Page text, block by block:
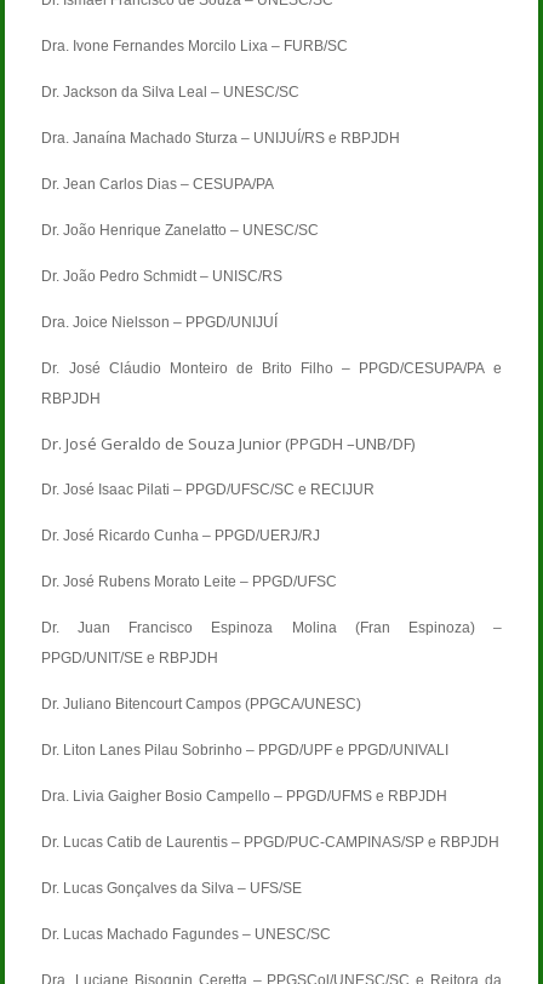
Dra. Ivone Fernandes Morcilo Lixa – FURB/SC
Dr. Jackson da Silva Leal – UNESC/SC
Dra. Janaína Machado Sturza – UNIJUÍ/RS e RBPJDH
Dr. Jean Carlos Dias – CESUPA/PA
Dr. João Henrique Zanelatto – UNESC/SC
Dr. João Pedro Schmidt – UNISC/RS
Dra. Joice Nielsson – PPGD/UNIJUÍ
Dr. José Cláudio Monteiro de Brito Filho – PPGD/CESUPA/PA e
RBPJDH
Dr. José Geraldo de Souza Junior (PPGDH –UNB/DF)
Dr. José Isaac Pilati – PPGD/UFSC/SC e RECIJUR
Dr. José Ricardo Cunha – PPGD/UERJ/RJ
Dr. José Rubens Morato Leite – PPGD/UFSC
Dr. Juan Francisco Espinoza Molina (Fran Espinoza) –
PPGD/UNIT/SE e RBPJDH
Dr. Juliano Bitencourt Campos (PPGCA/UNESC)
Dr. Liton Lanes Pilau Sobrinho – PPGD/UPF e PPGD/UNIVALI
Dra. Livia Gaigher Bosio Campello – PPGD/UFMS e RBPJDH
Dr. Lucas Catib de Laurentis – PPGD/PUC-CAMPINAS/SP e RBPJDH
Dr. Lucas Gonçalves da Silva – UFS/SE
Dr. Lucas Machado Fagundes – UNESC/SC
Dra. Luciane Bisognin Ceretta – PPGSCol/UNESC/SC e Reitora da